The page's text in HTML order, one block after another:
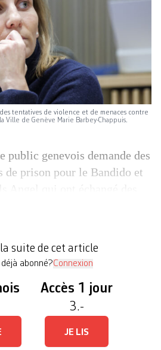
tentatives de violence et de menaces contre
Ville de Genève Marie Barbey-Chappuis.
public genevois demande des
de prison pour le Bandido et
ont amené […]
suite de cet article
abonné?Connexion
Accès 1 jour
3.-
JE LIS